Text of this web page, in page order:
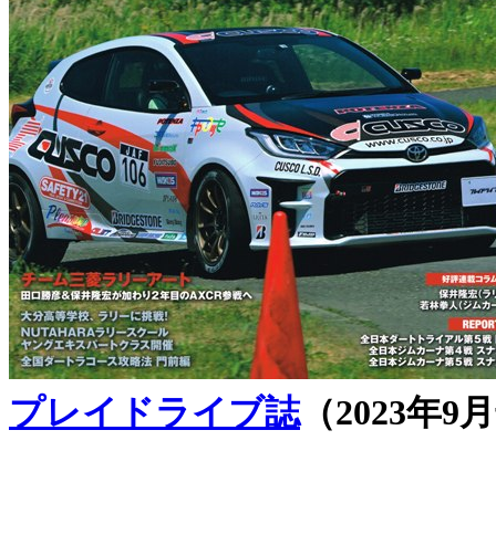
プレイドライブ誌（2023年9